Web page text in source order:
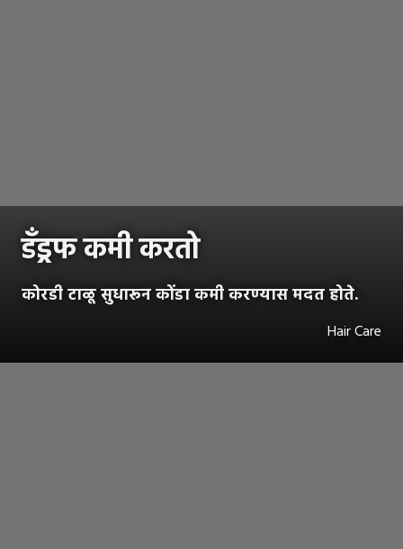
डँड्रफ कमी करतो
कोरडी टाळू सुधारून कोंडा कमी करण्यास मदत होते.
Hair Care